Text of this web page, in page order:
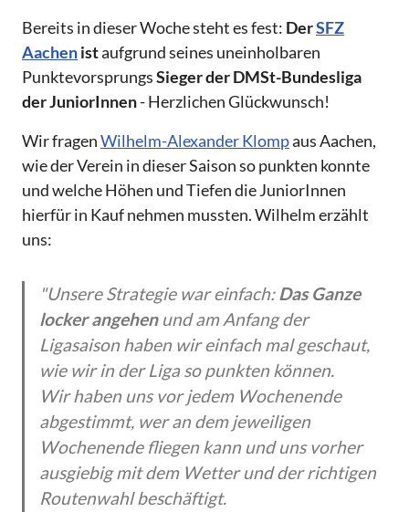
Bereits in dieser Woche steht es fest: DerSFZ
Aachenistaufgrund seines uneinholbaren
PunktevorsprungsSieger der DMSt-Bundesliga
der JuniorInnen- Herzlichen Glückwunsch!
Wir fragenWilhelm-Alexander Klompaus Aachen,
wie der Verein in dieser Saison so punkten konnte
und welche Höhen und Tiefen die JuniorInnen
hierfür in Kauf nehmen mussten. Wilhelm erzählt
uns:
"Unsere Strategie war einfach:Das Ganze
locker angehenund am Anfang der
Ligasaison haben wir einfach mal geschaut,
wie wir in der Liga so punkten können.
Wir haben uns vor jedem Wochenende
abgestimmt, wer an dem jeweiligen
Wochenende fliegen kann und uns vorher
ausgiebig mit dem Wetter und der richtigen
Routenwahl beschäftigt.